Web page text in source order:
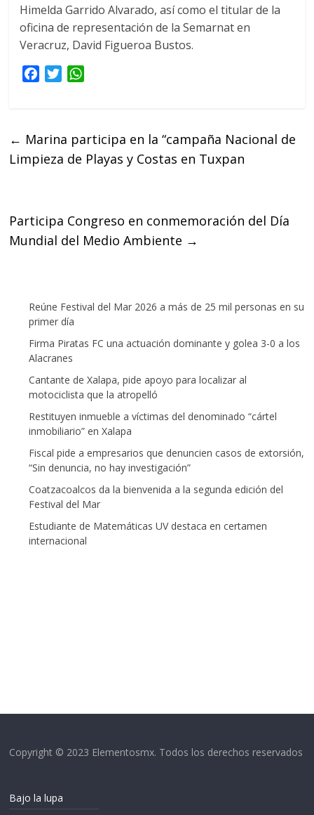
Himelda Garrido Alvarado, así como el titular de la
oficina de representación de la Semarnat en
Veracruz, David Figueroa Bustos.
b
o
T
t
e
s
A
← Marina participa en la “campaña Nacional de
Limpieza de Playas y Costas en Tuxpan
Participa Congreso en conmemoración del Día
Mundial del Medio Ambiente →
Reúne Festival del Mar 2026 a más de 25 mil personas en su
primer día
Firma Piratas FC una actuación dominante y golea 3-0 a los
Alacranes
Cantante de Xalapa, pide apoyo para localizar al
motociclista que la atropelló
Restituyen inmueble a víctimas del denominado “cártel
inmobiliario” en Xalapa
Fiscal pide a empresarios que denuncien casos de extorsión,
“Sin denuncia, no hay investigación”
Coatzacoalcos da la bienvenida a la segunda edición del
Festival del Mar
Estudiante de Matemáticas UV destaca en certamen
internacional
Copyright © 2023 Elementosmx. Todos los derechos reservados
Bajo la lupa